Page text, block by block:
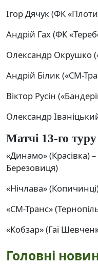
Ігор Дячук (ФК
Андрій Гах (ФК
Олександр Окрушко
Андрій Білик («СМ-
Віктор Русін
Олександр
Матчі 13-го
«Динамо» (Красівка)
Березовиця)
«Нічлава»
«СМ-Транс»
«Кобзар» (Гаї
Головні